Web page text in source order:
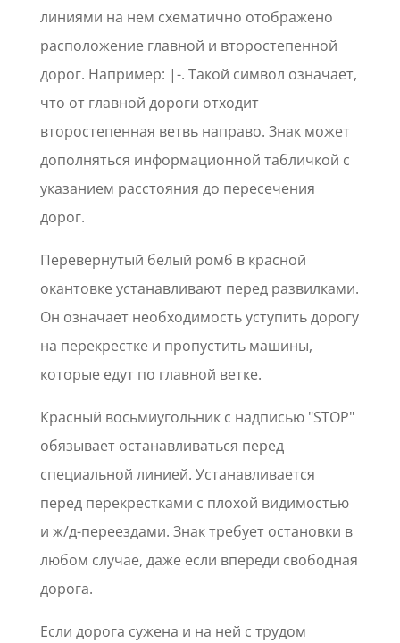
линиями на нем схематично отображено
расположение главной и второстепенной
дорог. Например: |-. Такой символ означает,
что от главной дороги отходит
второстепенная ветвь направо. Знак может
дополняться информационной табличкой с
указанием расстояния до пересечения
дорог.
Перевернутый белый ромб в красной
окантовке устанавливают перед развилками.
Он означает необходимость уступить дорогу
на перекрестке и пропустить машины,
которые едут по главной ветке.
Красный восьмиугольник с надписью "STOP"
обязывает останавливаться перед
специальной линией. Устанавливается
перед перекрестками с плохой видимостью
и ж/д-переездами. Знак требует остановки в
любом случае, даже если впереди свободная
дорога.
Если дорога сужена и на ней с трудом